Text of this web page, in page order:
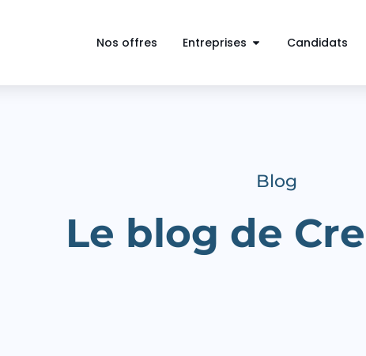
Nos offres Entreprises Candidats
Blog
Le blog de